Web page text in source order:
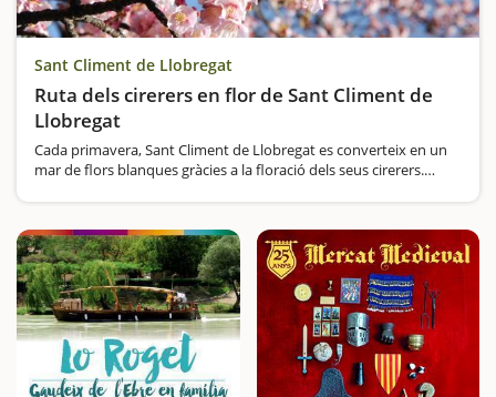
Sant Climent de Llobregat
Ruta dels cirerers en flor de Sant Climent de
Llobregat
Cada primavera, Sant Climent de Llobregat es converteix en un
mar de flors blanques gràcies a la floració dels seus cirerers.